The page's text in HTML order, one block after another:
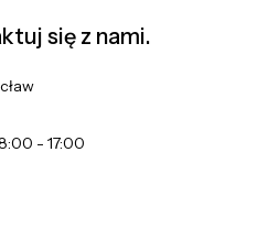
się z nami.
- 17:00